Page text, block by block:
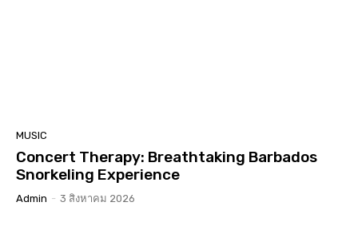
MUSIC
Concert Therapy: Breathtaking Barbados
Snorkeling Experience
Admin - 3 สิงหาคม 2026